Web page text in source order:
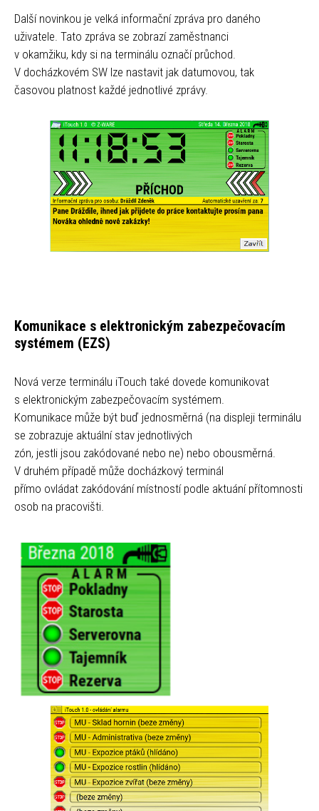
Další novinkou je velká informační zpráva pro daného
uživatele. Tato zpráva se zobrazí zaměstnanci
v okamžiku, kdy si na terminálu označí průchod.
V docházkovém SW lze nastavit jak datumovou, tak
časovou platnost každé jednotlivé zprávy.
Komunikace s elektronickým zabezpečovacím
systémem (EZS)
Nová verze terminálu iTouch také dovede komunikovat
s elektronickým zabezpečovacím systémem.
Komunikace může být buď jednosměrná (na displeji terminálu
se zobrazuje aktuální stav jednotlivých
zón, jestli jsou zakódované nebo ne) nebo obousměrná.
V druhém případě může docházkový terminál
přímo ovládat zakódování místností podle aktuání přítomnosti
osob na pracovišti.